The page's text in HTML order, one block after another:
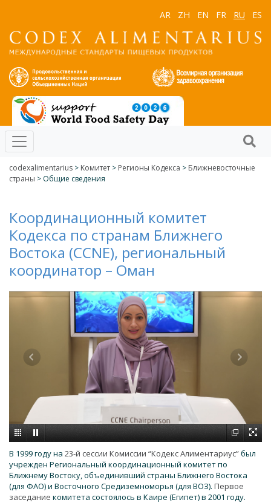
AR ZH EN FR RU ES
codexalimentarius > Kомитет > Регионы Кодекса > Ближневосточные
страны > Общие сведения
Координационный комитет
Кодекса по странам Ближнего
Востока (CCNE), региональный
координатор – Оман
В 1999 году на 23-й сессии Комиссии “Кодекс Алиментариус”был
учрежден Региональный координационный комитет по
Ближнему Востоку, объединивший страны Ближнего Востока
(для ФАО) и Восточного Средиземноморья (для ВОЗ). Первое
заседание комитета состоялось в Каире (Египет) в 2001 году.